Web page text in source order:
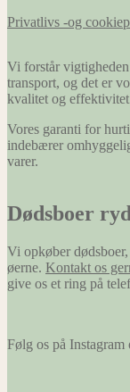
Privatlivs -og
Vi forstår
transport, og det er
kvalitet og
Vores garanti for
indebærer
varer.
Dødsboer
Vi opkøber
øerne. Kontakt os
give os et ring på
Følg os på